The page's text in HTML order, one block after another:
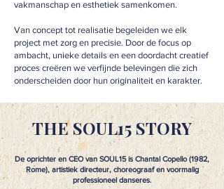
vakmanschap en esthetiek samenkomen.
Van concept tot realisatie begeleiden we elk
project met zorg en precisie. Door de focus op
ambacht, unieke details en een doordacht creatief
proces creëren we verfijnde belevingen die zich
onderscheiden door hun originaliteit en karakter.
THE SOUL15 STORY
De oprichter en CEO van SOUL15 is Chantal Copello (1982,
Rome), artistiek directeur, choreograaf en voormalig
professioneel danseres.